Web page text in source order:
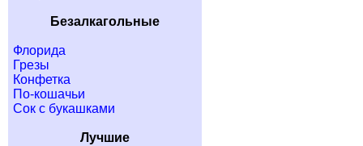
Безалкагольные
Флорида
Грезы
Конфетка
По-кошачьи
Сок с букашками
Лучшие